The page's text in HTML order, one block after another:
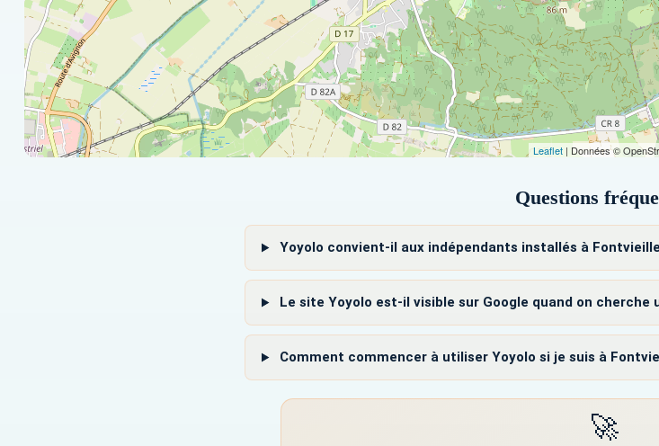
Leaflet | Données ©
Questions
Yoyolo convient-il aux indépendants installés à
Le site Yoyolo est-il visible sur Google quand on cherche
Comment commencer à utiliser Yoyolo si je suis à
🚀